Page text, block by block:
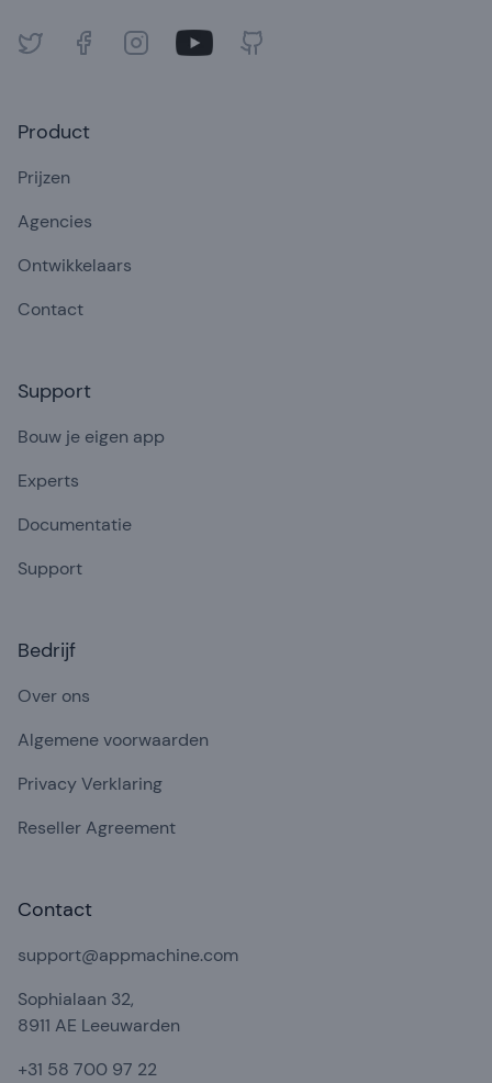
Twitter FacebookInstagramYoutube GitHub
Product
Prijzen
Agencies
Ontwikkelaars
Contact
Support
Bouw je eigen app
Experts
Documentatie
Support
Bedrijf
Over ons
Algemene voorwaarden
Privacy Verklaring
Reseller Agreement
Contact
support@appmachine.com
Sophialaan 32,
8911 AE Leeuwarden
+31 58 700 97 22